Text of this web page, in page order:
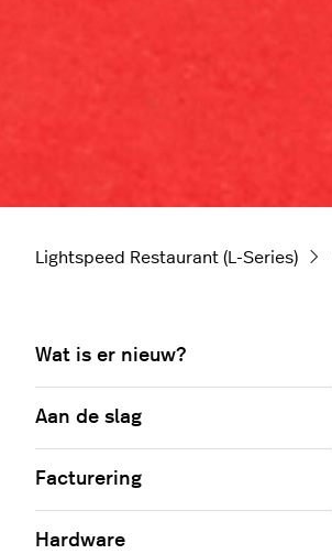
Lightspeed Restaurant (L-Series)
Wat is er nieuw?
Aan de slag
Facturering
Hardware